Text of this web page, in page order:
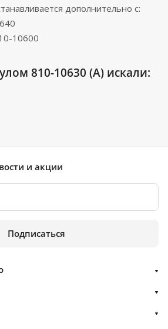
дополнительно с:
10600
810-10630 (A) искали:
и акции
Подписаться